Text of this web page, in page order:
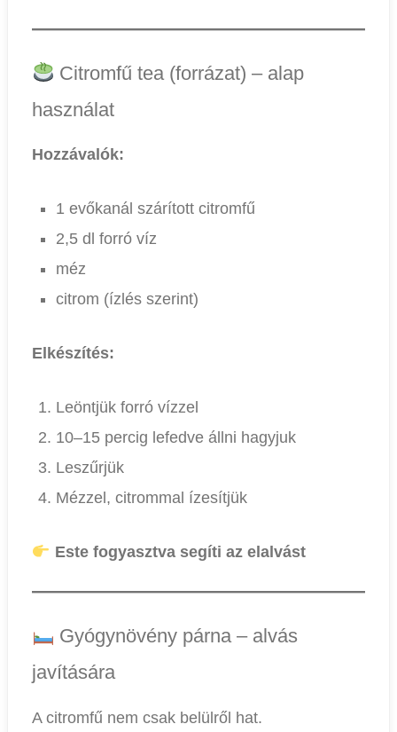
Citromfű tea (forrázat) – alap
használat
Hozzávalók:
1 evőkanál szárított citromfű
2,5 dl forró víz
méz
citrom (ízlés szerint)
Elkészítés:
Leöntjük forró vízzel
10–15 percig lefedve állni hagyjuk
Leszűrjük
Mézzel, citrommal ízesítjük
Este fogyasztva segíti az elalvást
Gyógynövény párna – alvás
javítására
A citromfű nem csak belülről hat.